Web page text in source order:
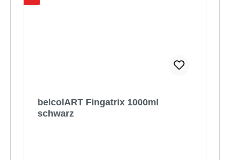
belcolART Fingatrix 1000ml
schwarz